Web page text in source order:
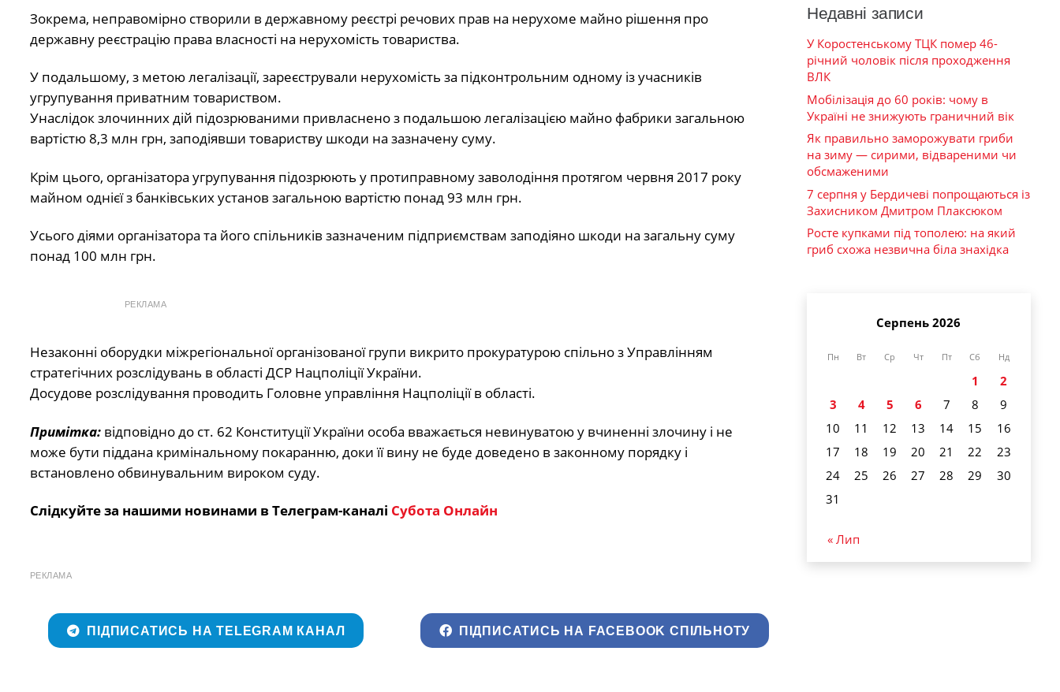
Зокрема, неправомірно створили в державному реєстрі речових прав на нерухоме майно рішення про
державну реєстрацію права власності на нерухомість товариства.
У подальшому, з метою легалізації, зареєстрували нерухомість за підконтрольним одному із учасників
угрупування приватним товариством.
Унаслідок злочинних дій підозрюваними привласнено з подальшою легалізацією майно фабрики загальною
вартістю 8,3 млн грн, заподіявши товариству шкоди на зазначену суму.
Крім цього, організатора угрупування підозрюють у протиправному заволодіння протягом червня 2017 року
майном однієї з банківських установ загальною вартістю понад 93 млн грн.
Усього діями організатора та його спільників зазначеним підприємствам заподіяно шкоди на загальну суму
понад 100 млн грн.
РЕКЛАМА
Незаконні оборудки міжрегіональної організованої групи викрито прокуратурою спільно з Управлінням
стратегічних розслідувань в області ДСР Нацполіції України.
Досудове розслідування проводить Головне управління Нацполіції в області.
Примітка: відповідно до ст. 62 Конституції України особа вважається невинуватою у вчиненні злочину і не
може бути піддана кримінальному покаранню, доки її вину не буде доведено в законному порядку і
встановлено обвинувальним вироком суду.
Слідкуйте за нашими новинами в Телеграм-каналі Субота Онлайн
РЕКЛАМА
ПІДПИСАТИСЬ НА TELEGRAM КАНАЛ ПІДПИСАТИСЬ НА FACEBOOK СПІЛЬНОТУ
Недавні записи
У Коростенському ТЦК помер 46-
річний чоловік після проходження
ВЛК
Мобілізація до 60 років: чому в
Україні не знижують граничний вік
Як правильно заморожувати гриби
на зиму — сирими, відвареними чи
обсмаженими
7 серпня у Бердичеві попрощаються із
Захисником Дмитром Плаксюком
Росте купками під тополею: на який
гриб схожа незвична біла знахідка
Серпень 2026
Пн Вт Ср Чт Пт Сб Нд
1
2
3
4 5 6 7 8
9
10
11 12 13 14 15
16
17
18 19 20 21 22
23
24
25 26 27 28 29
30
31
« Лип